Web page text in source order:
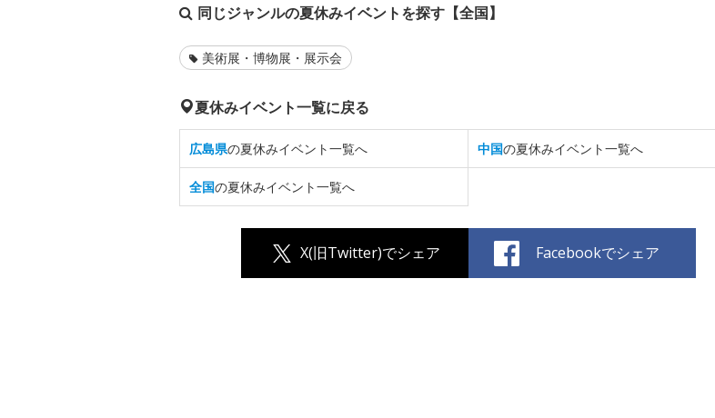
同じジャンルの夏休みイベントを探す【全国】
美術展・博物展・展示会
夏休みイベント一覧に戻る
広島県の夏休みイベント一覧へ 中国の夏休みイベント一覧へ
全国の夏休みイベント一覧へ
X(旧Twitter)でシェア Facebookでシェア